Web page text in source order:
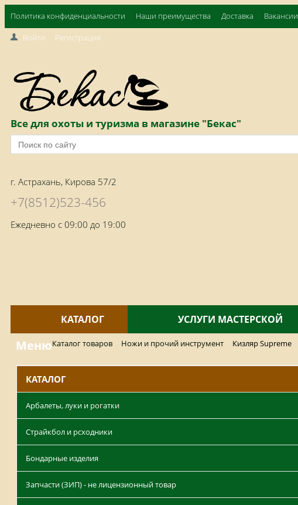
Политика конфиденциальности Наши преимущества Доставка Вакансии
Войти Регистрация
Все для охоты и туризма в магазине "Бекас"
г. Астрахань, Кирова 57/2
+7(8512)523-456
Ежедневно с 09:00 до 19:00
КАТАЛОГ УСЛУГИ МАСТЕРСКОЙ
МенюКаталог товаров Ножи и прочий инструмент Кизляр Supreme
КАТАЛОГ
Арбалеты, луки и рогатки
Страйкбол и рсходники
Бондарные изделия
Запчасти (ЗИП) - не лицензионный товар